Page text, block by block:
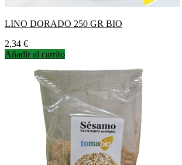
LINO DORADO 250 GR BIO
Precio
2,34 €
Añadir al carrito